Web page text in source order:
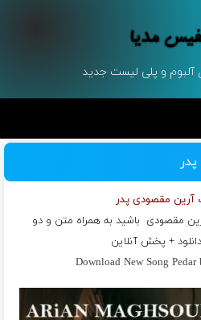
آلبوم و پلی لیست جدید
آرین مقصودی پدر
مقصودی باشید به همراه متن و دو
+ پخش آنلاین
Download New Song